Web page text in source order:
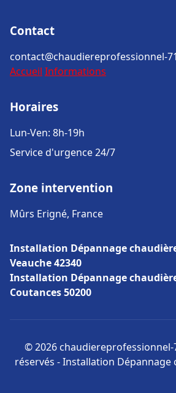
Contact
contact@chaudiereprofessionnel-
Accueil Informations
Horaires
Lun-Ven: 8h-19h
Service d'urgence 24/7
Zone intervention
Mûrs Erigné, France
Installation Dépannage
Veauche 42340
Installation Dépannage
Coutances 50200
© 2026 chaudiereprofessionnel-
réservés - Installation Dépannage